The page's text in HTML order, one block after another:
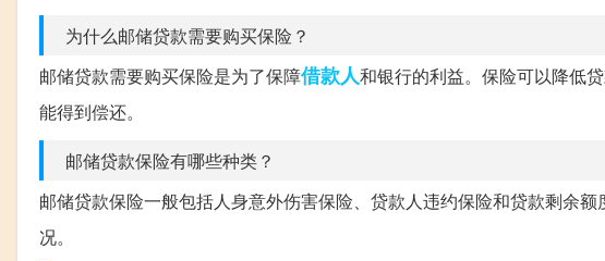
为什么邮储贷款需要购买保险？
邮储贷款需要购买保险是为了保障借款人和银行的利益。保险可以降低
能得到偿还。
邮储贷款保险有哪些种类？
邮储贷款保险一般包括人身意外伤害保险、贷款人违约保险和贷款剩余额
况。